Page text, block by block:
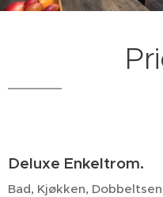
Deluxe Enkeltrom.
Bad, Kjøkken,